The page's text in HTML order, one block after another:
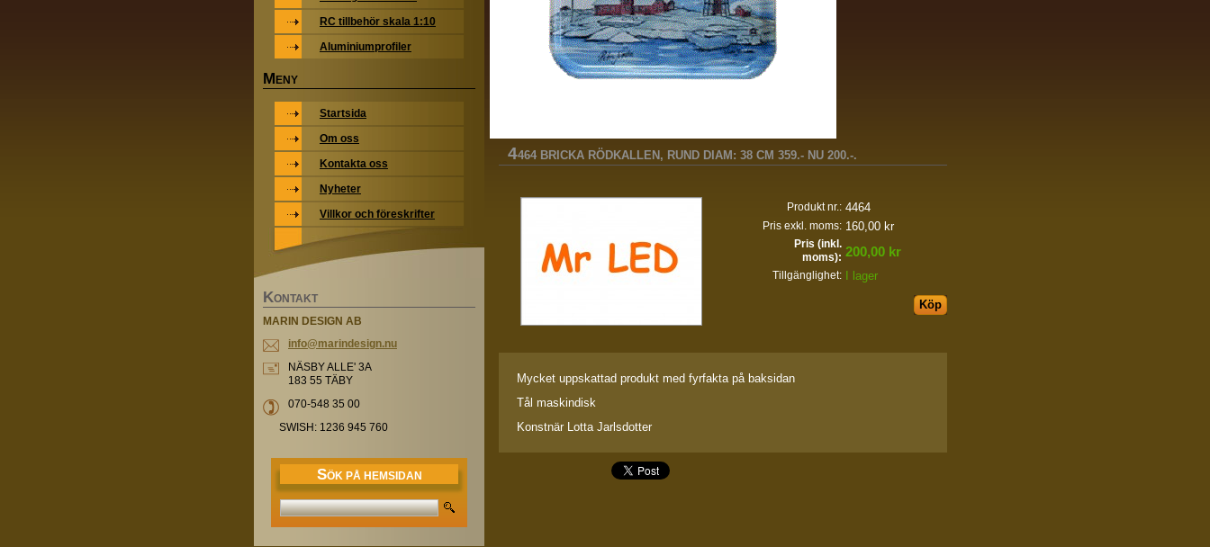
4464 BRICKA RÖDKALLEN, RUND DIAM: 38 CM 359.- NU 200.-.
Produkt nr.: 4464
Pris exkl. moms: 160,00 kr
Pris (inkl.
moms): 200,00 kr
Tillgänglighet: I lager
Mycket uppskattad produkt med fyrfakta på baksidan
Tål maskindisk
Konstnär Lotta Jarlsdotter
RC tillbehör skala 1:10
Aluminiumprofiler
M ENY
Startsida
Om oss
Kontakta oss
Nyheter
Villkor och föreskrifter
KONTAKT
MARIN DESIGN AB
info@marindesign.nu
NÄSBY ALLE' 3A
183 55 TÄBY
070-548 35 00
SWISH: 1236 945 760
SÖK PÅ HEMSIDAN